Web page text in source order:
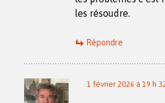
les résoudre.
Répondre
1 février 2026 à 19 h